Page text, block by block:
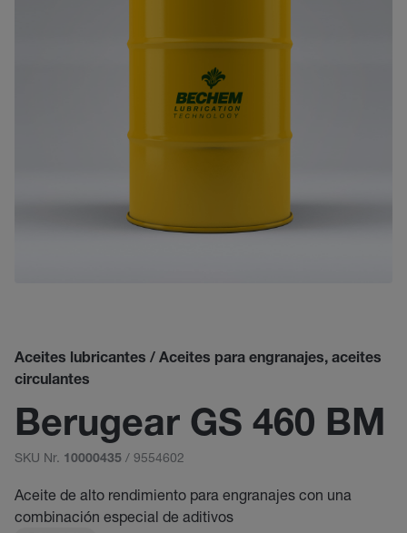
Aceites lubricantes / Aceites para engranajes, aceites
circulantes
Berugear GS 460 BM
SKU Nr. 10000435 / 9554602
Aceite de alto rendimiento para engranajes con una
combinación especial de aditivos